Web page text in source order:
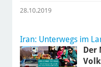
28.10.2019
Iran: Unterwegs im